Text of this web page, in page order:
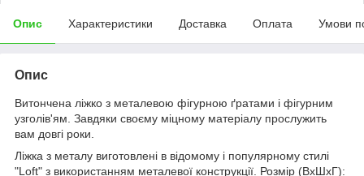
Опис Характеристики Доставка Оплата Умови
Опис
Витончена ліжко з металевою фігурною ґратами і фігурним
узголів'ям. Завдяки своєму міцному матеріалу прослужить
вам довгі роки.
Ліжка з металу виготовлені в відомому і популярному стилі
"Loft" з використанням металевої конструкції. Розмір (ВхШхГ):